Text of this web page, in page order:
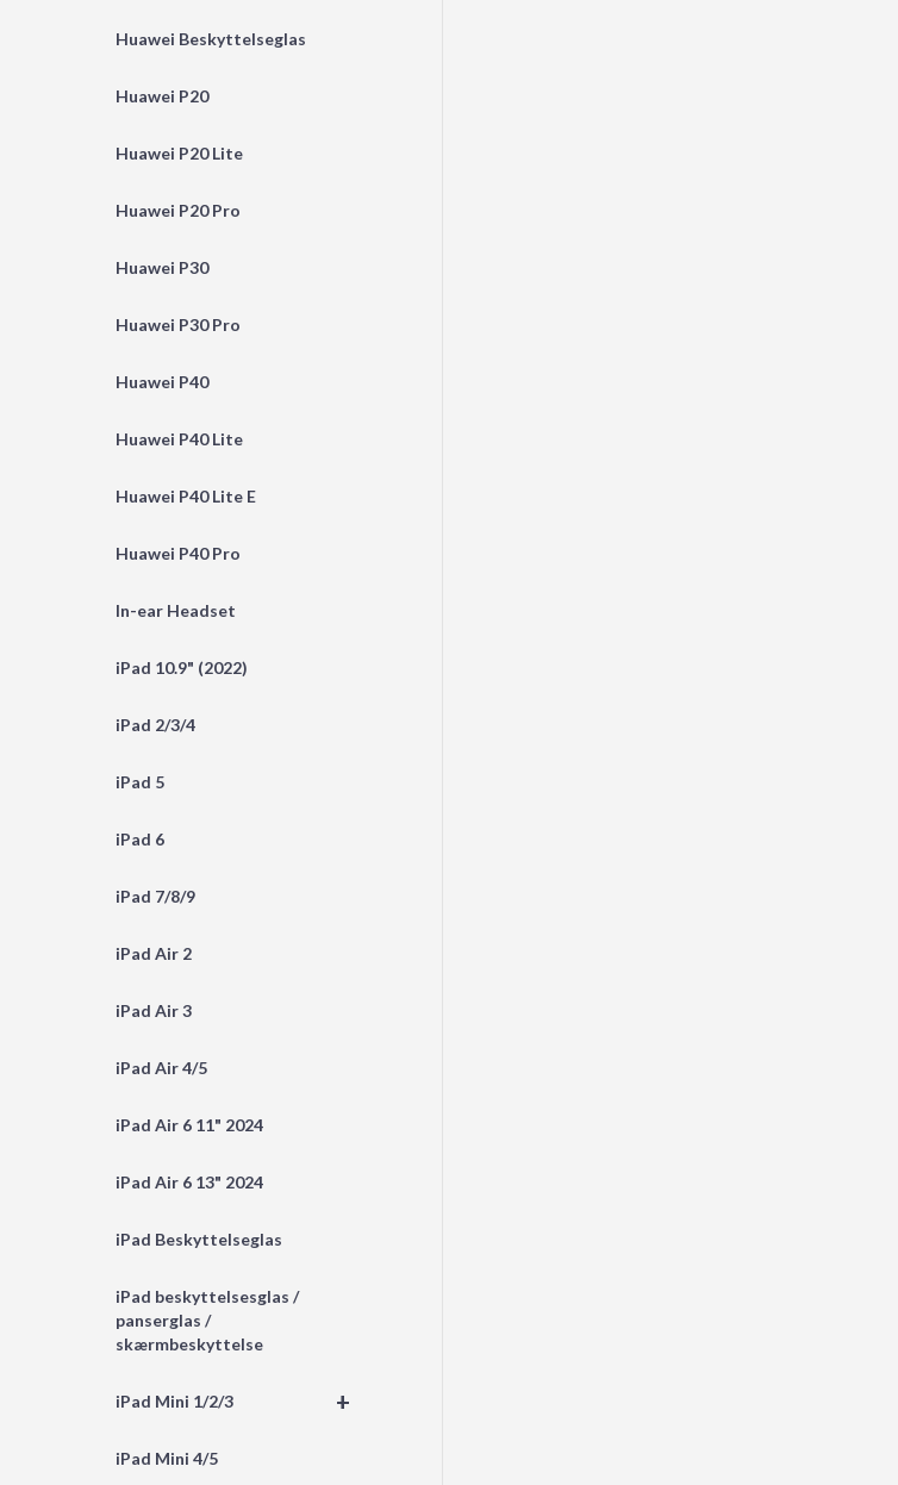
Huawei Beskyttelseglas
Huawei P20
Huawei P20 Lite
Huawei P20 Pro
Huawei P30
Huawei P30 Pro
Huawei P40
Huawei P40 Lite
Huawei P40 Lite E
Huawei P40 Pro
In-ear Headset
iPad 10.9" (2022)
iPad 2/3/4
iPad 5
iPad 6
iPad 7/8/9
iPad Air 2
iPad Air 3
iPad Air 4/5
iPad Air 6 11" 2024
iPad Air 6 13" 2024
iPad Beskyttelseglas
iPad beskyttelsesglas /
panserglas /
skærmbeskyttelse
+
iPad Mini 1/2/3
iPad Mini 4/5